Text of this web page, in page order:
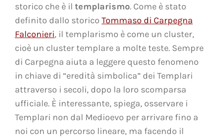
storico che è il templarismo. Come è stato
definito dallo storico Tommaso di Carpegna
Falconieri, il templarismo è come un cluster,
cioè un cluster templare a molte teste. Sempre
di Carpegna aiuta a leggere questo fenomeno
in chiave di “eredità simbolica” dei Templari
attraverso i secoli, dopo la loro scomparsa
ufficiale. È interessante, spiega, osservare i
Templari non dal Medioevo per arrivare fino a
noi con un percorso lineare, ma facendo il